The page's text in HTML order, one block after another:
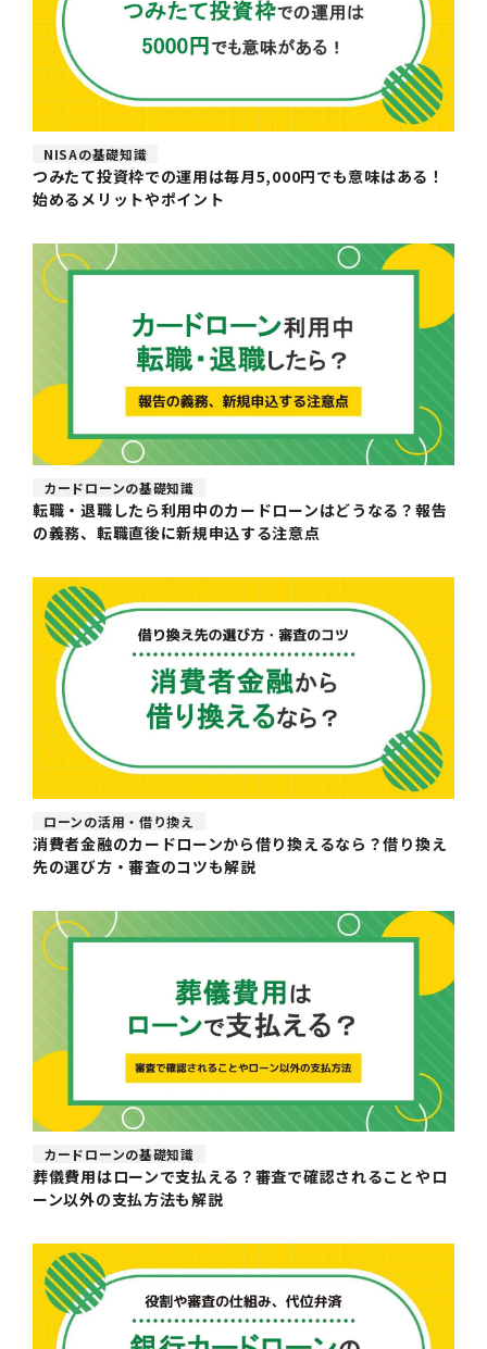
NISAの基礎知識
つみたて投資枠での運用は毎月5,000円でも意味はある！
始めるメリットやポイント
カードローンの基礎知識
転職・退職したら利用中のカードローンはどうなる？報告
の義務、転職直後に新規申込する注意点
ローンの活用・借り換え
消費者金融のカードローンから借り換えるなら？借り換え
先の選び方・審査のコツも解説
カードローンの基礎知識
葬儀費用はローンで支払える？審査で確認されることやロ
ーン以外の支払方法も解説